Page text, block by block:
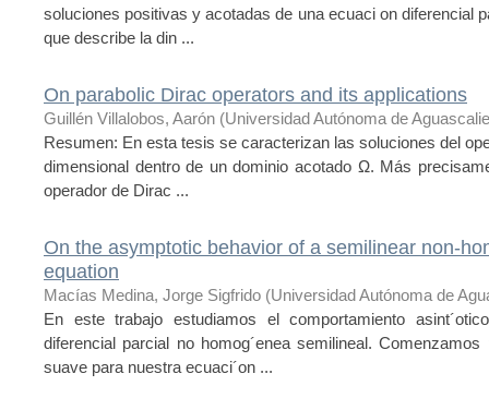
soluciones positivas y acotadas de una ecuaci on diferencial
que describe la din ...
On parabolic Dirac operators and its applications
Guillén Villalobos, Aarón (Universidad Autónoma de
Resumen: En esta tesis se caracterizan las soluciones del
dimensional dentro de un dominio acotado Ω. Más
operador de Dirac ...
On the asymptotic behavior of a semilinear non-
equation
Macías Medina, Jorge Sigfrido (Universidad Autónoma de
En este trabajo estudiamos el comportamiento
diferencial parcial no homog´enea semilineal.
suave para nuestra ecuaci´on ...